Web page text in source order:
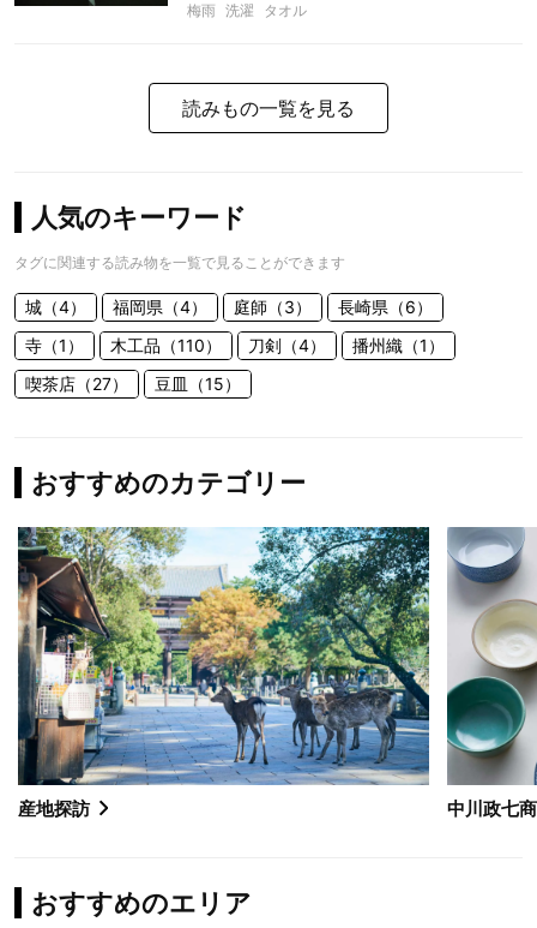
梅雨 洗濯 タオル
読みもの一覧を見る
人気のキーワード
タグに関連する読み物を一覧で見ることができます
城（4） 福岡県（4） 庭師（3）
長崎県（6）
寺（1）
木工品（110） 刀剣（4）
播州織（1）
喫茶店（27）
豆皿（15）
おすすめのカテゴリー
産地探訪 中川政七
おすすめのエリア